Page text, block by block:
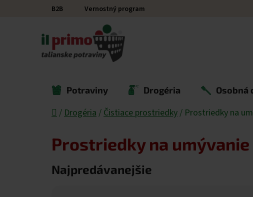
Prejsť na obsahB2B Vernostný program
Potraviny Drogéria Osobná
Domov
/ Drogéria / Čistiace prostriedky / Prostriedky na
Prostriedky na
Najpredávanejšie